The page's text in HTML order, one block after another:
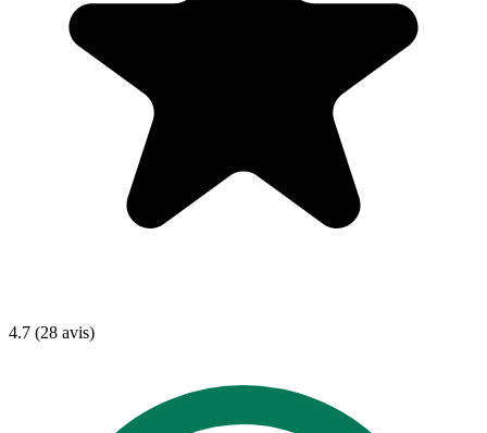
4.7 (28 avis)